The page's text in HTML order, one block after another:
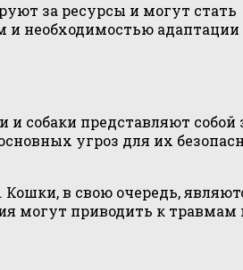
за ресурсы и могут стать
и необходимостью
собаки представляют собой
угроз для их
в свою очередь,
могут приводить к травмам